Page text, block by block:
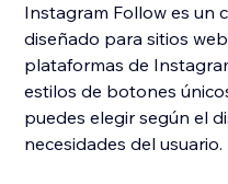
Instagram Follow es un
diseñado para sitios
plataformas de
estilos de botones
puedes elegir según el
necesidades del usuario.